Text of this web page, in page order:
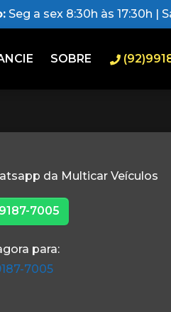
Seg a sex 8:30h às 17:30h |
SOBRE
da Multicar Veículos
7005
para:
7005